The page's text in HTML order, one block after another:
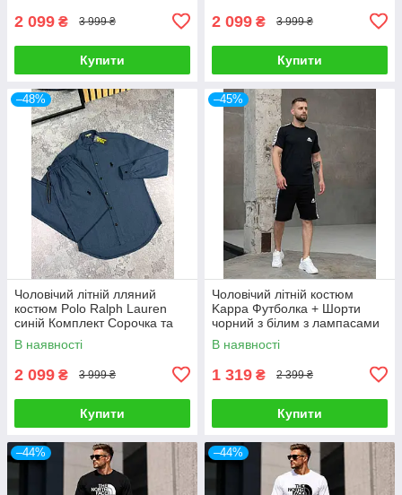
2 099 ₴ 3 999 ₴
Купити
2 099 ₴ 3 999 ₴
Купити
–48%
Чоловічий літній лляний
костюм Polo Ralph Lauren
синій Комплект Сорочка та
Штани на літо
В наявності
2 099 ₴ 3 999 ₴
Купити
–45%
Чоловічий літній костюм
Kappa Футболка + Шорти
чорний з білим з лампасами
Комплект Каппа
В наявності
1 319 ₴ 2 399 ₴
Купити
–44% –44%